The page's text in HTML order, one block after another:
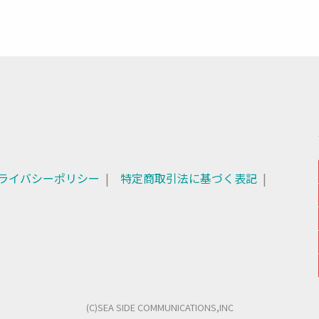
イバシーポリシー 特定商取引法に基づく表記
(C)SEA SIDE COMMUNICATIONS,INC